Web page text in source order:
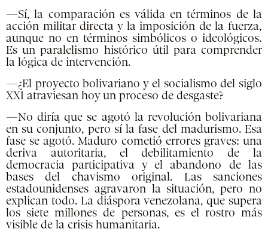
—Sí, la comparación es válida en términos de la
acción militar directa y la imposición de la fuerza,
aunque no en términos simbólicos o ideológicos.
Es un paralelismo histórico útil para comprender
la lógica de intervención.
—¿El proyecto bolivariano y el socialismo del siglo
XXI atraviesan hoy un proceso de desgaste?
—No diría que se agotó la revolución bolivariana
en su conjunto, pero sí la fase del madurismo. Esa
fase se agotó. Maduro cometió errores graves: una
deriva autoritaria, el debilitamiento de la
democracia participativa y el abandono de las
bases del chavismo original. Las sanciones
estadounidenses agravaron la situación, pero no
explican todo. La diáspora venezolana, que supera
los siete millones de personas, es el rostro más
visible de la crisis humanitaria.